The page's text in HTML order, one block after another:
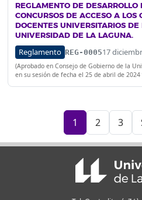
REGLAMENTO DE DESARROLLO
CONCURSOS DE ACCESO A LOS
DOCENTES UNIVERSITARIOS DE
UNIVERSIDAD DE LA LAGUNA.
Reglamento REG-000517
(Aprobado en Consejo de Gobierno de la
en su sesión de fecha el 25 de abril de 2024
1 2 3